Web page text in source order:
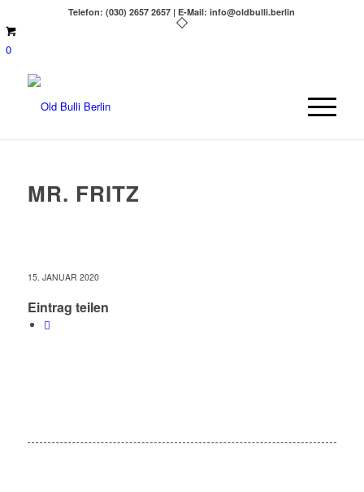
Telefon: (030) 2657 2657 | E-Mail: info@oldbulli.berlin
0
MR. FRITZ
15. JANUAR 2020
Eintrag teilen